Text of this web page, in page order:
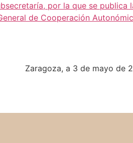
por la que se publica
de Cooperación
Zaragoza, a 3 de mayo de